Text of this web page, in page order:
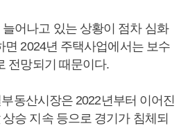
어나고 있는 상황이 점차 심화
면 2024년 주택사업에서는 보수
전망되기 때문이다.
동산시장은 2022년부터 이어진
승 지속 등으로 경기가 침체되